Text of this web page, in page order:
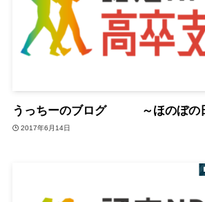
うっちーのブログ ～ほのぼの
2017年6月14日